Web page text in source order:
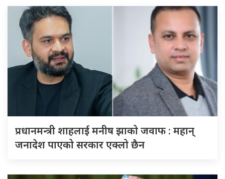
प्रधानमन्त्री शाहलाई मनीष झाको जवाफ : महान्
जनादेश पाएको सरकार एक्लो छैन